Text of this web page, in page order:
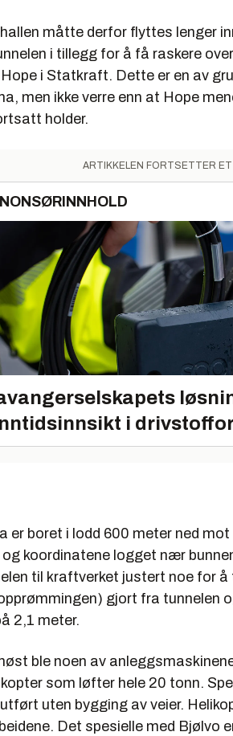
måtte derfor flyttes lenger
i tillegg for å få raskere
i Statkraft. Dette er en av
men ikke verre enn at Hope
holder.
ARTIKKELEN FORTSETTER
i
er boret i lodd 600 meter ned
koordinatene logget nær
til kraftverket justert noe for
gjort fra tunnelen
2,1 meter.
ble noen av
som løfter hele 20 tonn.
uten bygging av veier.
Det spesielle med Bjølvo